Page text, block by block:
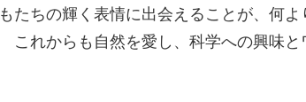
もたちの輝く表情に出会えることが、何よ
これからも自然を愛し、科学への興味